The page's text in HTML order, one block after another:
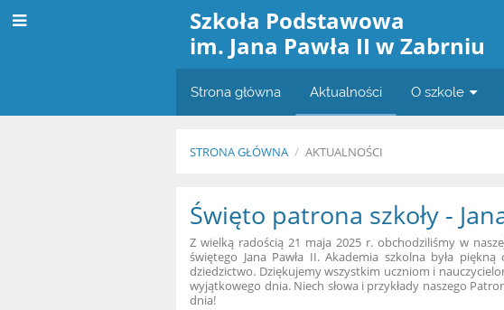
Szkoła Podstawowa
im. Jana Pawła II w Zabrniu
Strona główna Aktualności O szkole
STRONA GŁÓWNA / AKTUALNOŚCI
Aktualności
Święto patrona szkoły -
Z wielką radością 21 maja 2025 r. obchodziliśmy w
świętego Jana Pawła II. Akademia szkolna była
dziedzictwo. Dziękujemy wszystkim uczniom i
wyjątkowego dnia. Niech słowa i przykłady naszego
dnia!